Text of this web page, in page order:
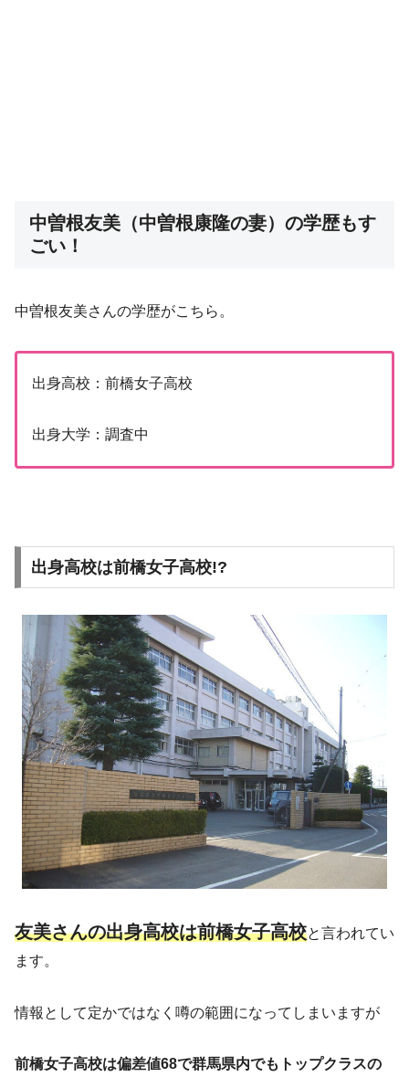
中曽根友美（中曽根康隆の妻）の学歴もす
ごい！
中曽根友美さんの学歴がこちら。
出身高校：前橋女子高校
出身大学：調査中
出身高校は前橋女子高校!?
友美さんの出身高校は前橋女子高校と言われてい
ます。
情報として定かではなく噂の範囲になってしまいますが
前橋女子高校は偏差値68で群馬県内でもトップクラスの